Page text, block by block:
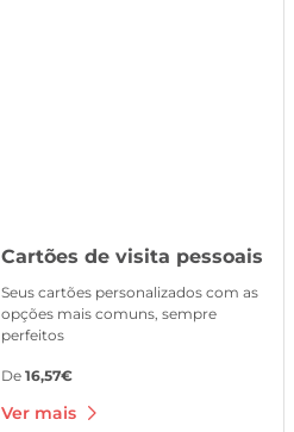
Cartões de visita pessoais
Seus cartões personalizados com as
opções mais comuns, sempre
perfeitos
De 16,57€
Ver mais